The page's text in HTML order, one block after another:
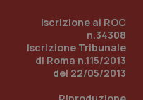
Iscrizione al ROC
n.34308
Iscrizione Tribunale
di Roma n.115/2013
del 22/05/2013